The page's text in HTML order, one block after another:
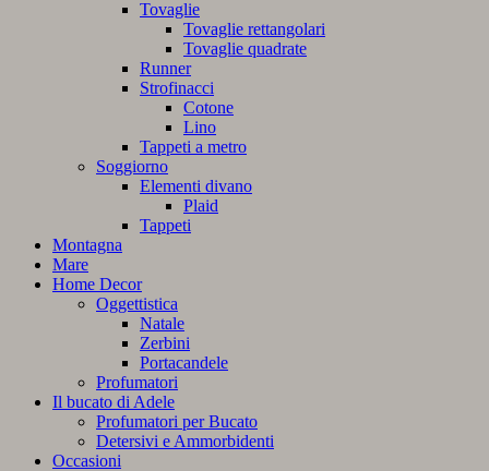
Tovaglie
Tovaglie rettangolari
Tovaglie quadrate
Runner
Strofinacci
Cotone
Lino
Tappeti a metro
Soggiorno
Elementi divano
Plaid
Tappeti
Montagna
Mare
Home Decor
Oggettistica
Natale
Zerbini
Portacandele
Profumatori
Il bucato di Adele
Profumatori per Bucato
Detersivi e Ammorbidenti
Occasioni